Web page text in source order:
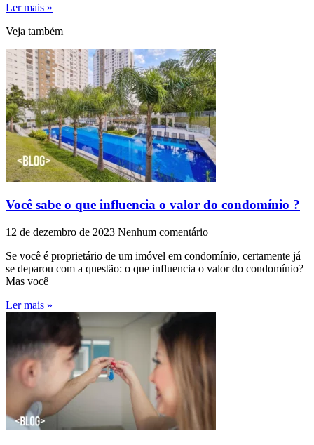
Ler mais »
Veja também
Você sabe o que influencia o valor do condomínio ?
12 de dezembro de 2023 Nenhum comentário
Se você é proprietário de um imóvel em condomínio, certamente já
se deparou com a questão: o que influencia o valor do condomínio?
Mas você
Ler mais »